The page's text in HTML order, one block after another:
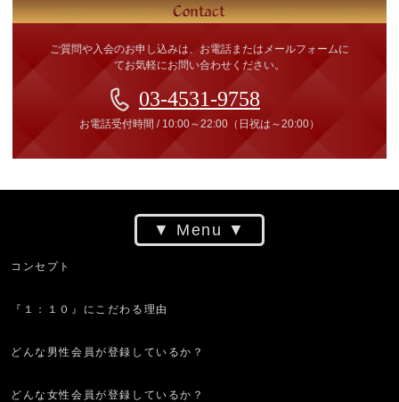
ご質問や入会のお申し込みは、お電話またはメールフォームに
てお気軽にお問い合わせください。
03-4531-9758
お電話受付時間 / 10:00～22:00（日祝は～20:00）
Menu
コンセプト
『１：１０』にこだわる理由
どんな男性会員が登録しているか？
どんな女性会員が登録しているか？